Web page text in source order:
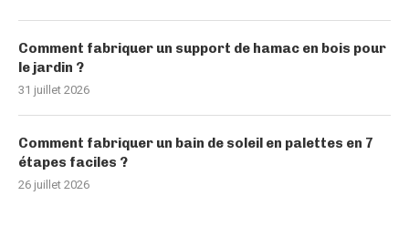
Comment fabriquer un support de hamac en bois pour
le jardin ?
31 juillet 2026
Comment fabriquer un bain de soleil en palettes en 7
étapes faciles ?
26 juillet 2026